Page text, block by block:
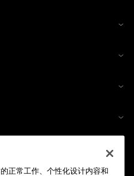
正常工作、个性化设计内容和